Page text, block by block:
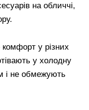
на обличчі,
у різних
у холодну
і не обмежують